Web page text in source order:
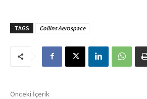
TAGS Collins Aerospace
Önceki İçerik